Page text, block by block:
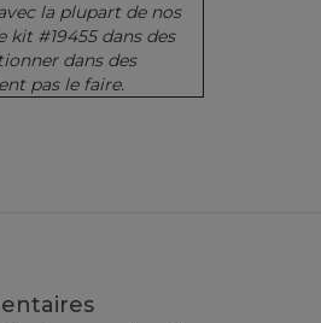
la plupart de nos
kit #19455 dans des
dans des
pas le faire.